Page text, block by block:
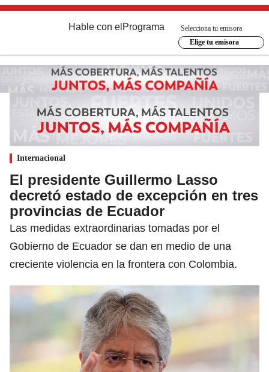
Hable con el Programa
Selecciona tu emisora
Elige tu emisora
Internacional
El presidente Guillermo Lasso
decretó estado de excepción en tres
provincias de Ecuador
Las medidas extraordinarias tomadas por el
Gobierno de Ecuador se dan en medio de una
creciente violencia en la frontera con Colombia.